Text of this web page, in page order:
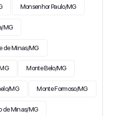
Monsenhor Paulo/MG
MG
de Minas/MG
Monte Belo/MG
MG Monte Formoso/MG
de Minas/MG